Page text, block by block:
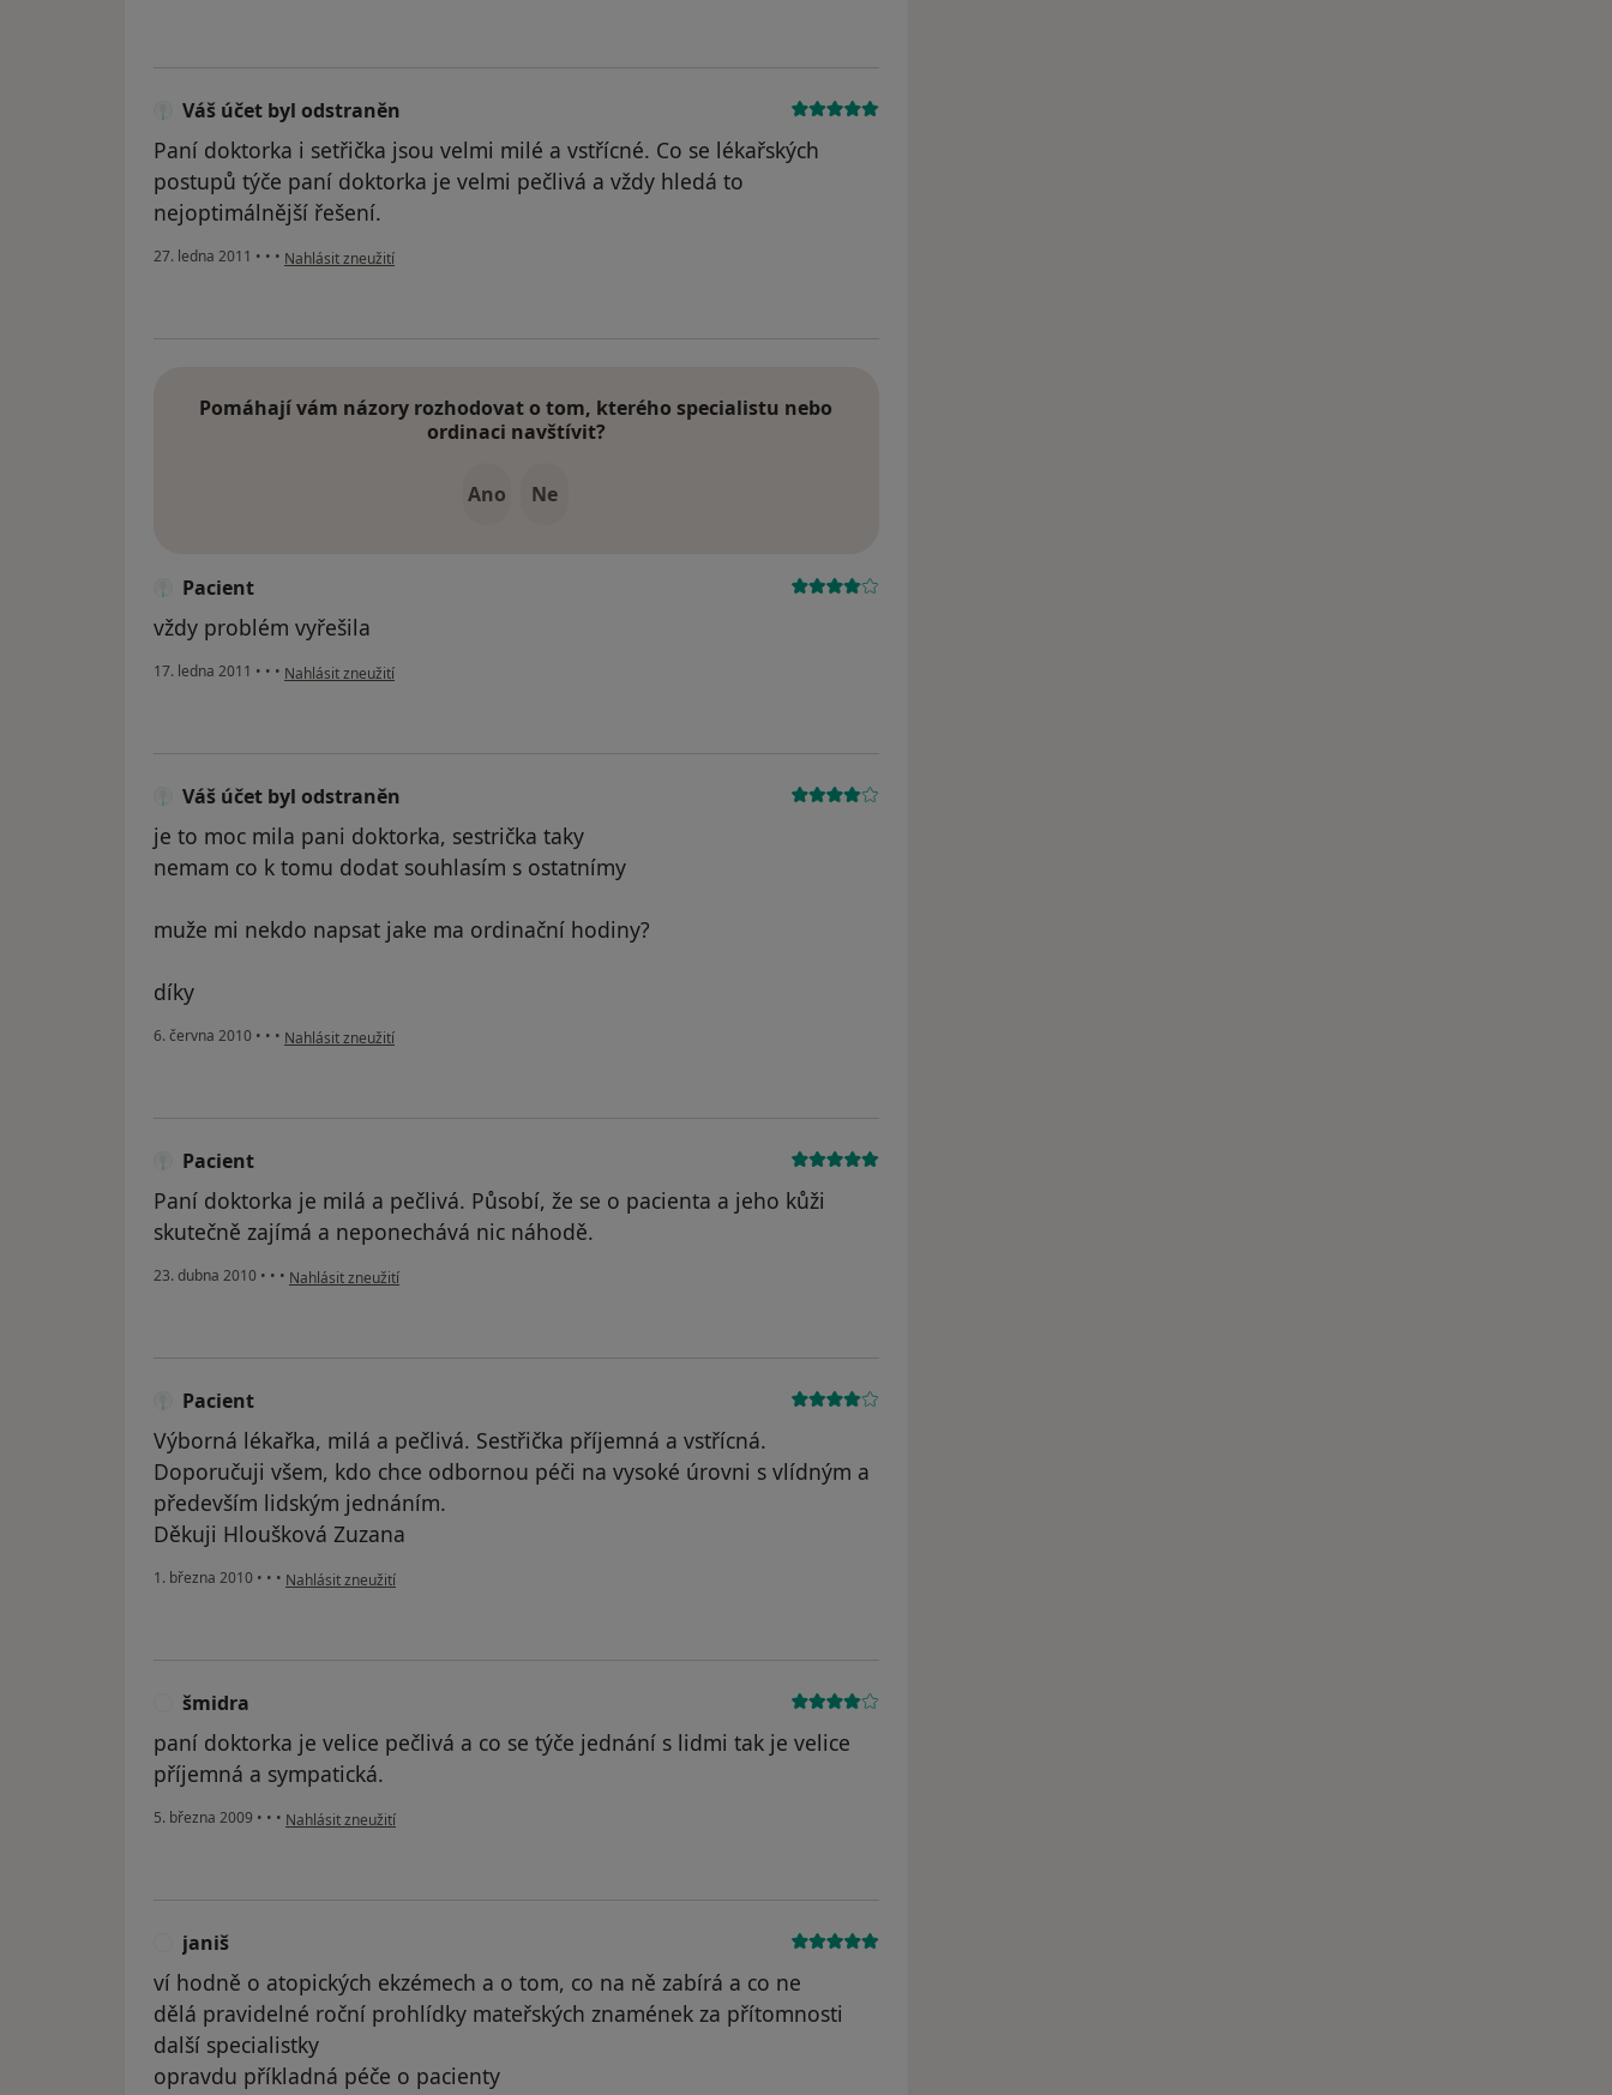
Váš účet byl odstraněn
Paní doktorka i setřička jsou velmi milé a vstřícné. Co se lékařských
postupů týče paní doktorka je velmi pečlivá a vždy hledá to
nejoptimálnější řešení.
27. ledna 2011 • • • podle názoru uživatele Váš účet byl odstraněn
Nahlásit zneužití
Pomáhají vám názory rozhodovat o tom, kterého specialistu nebo
ordinaci navštívit?
Ano Ne
Pacient
vždy problém vyřešila
17. ledna 2011 • • • podle názoru uživatele Pacient
Nahlásit zneužití
Váš účet byl odstraněn
je to moc mila pani doktorka, sestrička taky
nemam co k tomu dodat souhlasím s ostatnímy
muže mi nekdo napsat jake ma ordinační hodiny?
díky
6. června 2010 • • • podle názoru uživatele Váš účet byl odstraněn
Nahlásit zneužití
Pacient
Paní doktorka je milá a pečlivá. Působí, že se o pacienta a jeho kůži
skutečně zajímá a neponechává nic náhodě.
23. dubna 2010 • • • podle názoru uživatele Pacient
Nahlásit zneužití
Pacient
Výborná lékařka, milá a pečlivá. Sestřička příjemná a vstřícná.
Doporučuji všem, kdo chce odbornou péči na vysoké úrovni s vlídným a
především lidským jednáním.
Děkuji Hloušková Zuzana
1. března 2010 • • • podle názoru uživatele Pacient
Nahlásit zneužití
šmidra
paní doktorka je velice pečlivá a co se týče jednání s lidmi tak je velice
příjemná a sympatická.
5. března 2009 • • • podle názoru uživatele šmidra
Nahlásit zneužití
janiš
ví hodně o atopických ekzémech a o tom, co na ně zabírá a co ne
dělá pravidelné roční prohlídky mateřských znamének za přítomnosti
další specialistky
opravdu příkladná péče o pacienty